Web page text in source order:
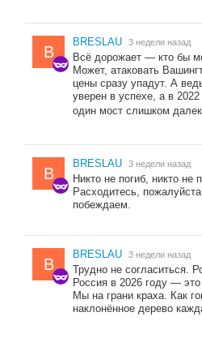
B
BRESLAU 3 недели назад
Всё дорожает — кто бы
Может, атаковать
цены сразу упадут. А
уверен в успехе, а в
один мост слишком
B
BRESLAU 3 недели назад
Никто не погиб, никто не
Расходитесь,
побеждаем.
B
BRESLAU 3 недели назад
Трудно не согласиться.
Россия в 2026 году —
Мы на грани краха. Как
наклонённое дерево